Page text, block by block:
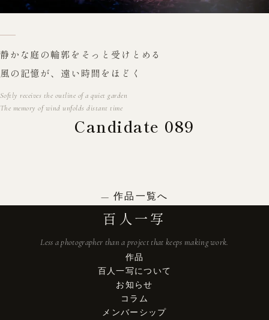
静かな庭の輪郭をそっと受けとめる
風の記憶が、遠い時間をほどく
Softly receives the outline of a quiet garden
The memory of wind unfolds distant time
Candidate 089
作品一覧へ
百人一写
Less a photographer than a project that keeps making work.
作品
百人一写について
お知らせ
コラム
メンバーシップ